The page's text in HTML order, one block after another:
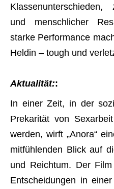
Klassenunterschieden,
und menschlicher
starke Performance
Heldin – tough und
Aktualität::
In einer Zeit, in der
Prekarität von
werden, wirft „Anora“
mitfühlenden Blick auf
und Reichtum. Der
Entscheidungen in